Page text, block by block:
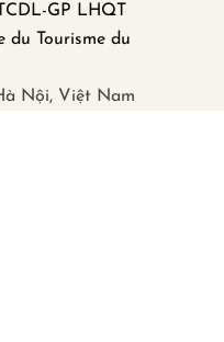
GP LHQT
du Tourisme du
Nội, Việt Nam